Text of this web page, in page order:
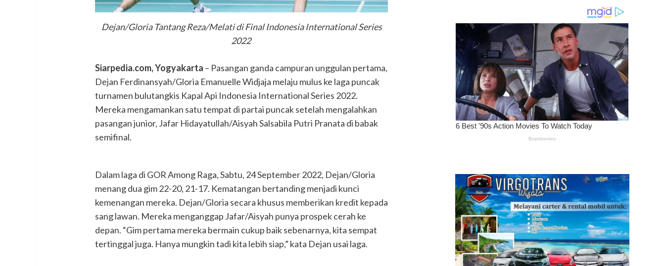
Dejan/Gloria Tantang Reza/Melati di Final Indonesia International Series
2022
Siarpedia.com, Yogyakarta – Pasangan ganda campuran unggulan pertama,
Dejan Ferdinansyah/Gloria Emanuelle Widjaja melaju mulus ke laga puncak
turnamen bulutangkis Kapal Api Indonesia International Series 2022.
Mereka mengamankan satu tempat di partai puncak setelah mengalahkan
pasangan junior, Jafar Hidayatullah/Aisyah Salsabila Putri Pranata di babak
semifinal.
Dalam laga di GOR Among Raga, Sabtu, 24 September 2022, Dejan/Gloria
menang dua gim 22-20, 21-17. Kematangan bertanding menjadi kunci
kemenangan mereka. Dejan/Gloria secara khusus memberikan kredit kepada
sang lawan. Mereka menganggap Jafar/Aisyah punya prospek cerah ke
depan. “Gim pertama mereka bermain cukup baik sebenarnya, kita sempat
tertinggal juga. Hanya mungkin tadi kita lebih siap,” kata Dejan usai laga.